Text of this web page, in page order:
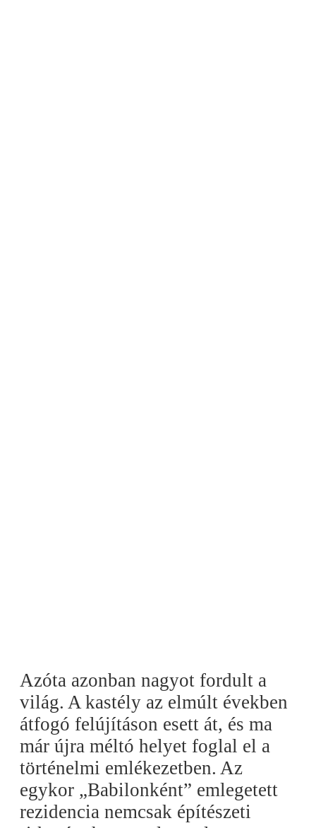
Azóta azonban nagyot fordult a
világ. A kastély az elmúlt években
átfogó felújításon esett át, és ma
már újra méltó helyet foglal el a
történelmi emlékezetben. Az
egykor „Babilonként” emlegetett
rezidencia nemcsak építészeti